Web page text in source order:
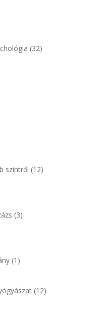
(32)
szintről (12)
(3)
(1)
(12)